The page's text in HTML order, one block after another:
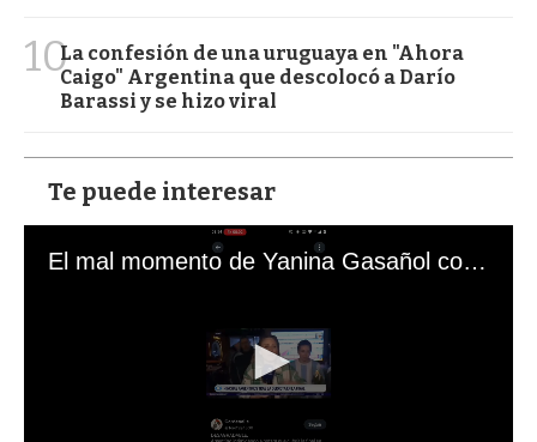
10La confesión de una uruguaya en "Ahora
Caigo" Argentina que descolocó a Darío
Barassi y se hizo viral
Te puede interesar
El mal momento de Yanina Gasañol con un hincha argentino en "Subrayado"